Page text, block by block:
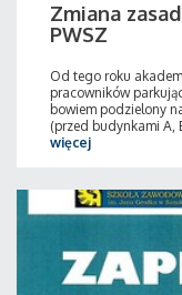
Zmiana
PWSZ
Od tego roku
pracowników
bowiem podzielony
(przed budynkami A,
więcej